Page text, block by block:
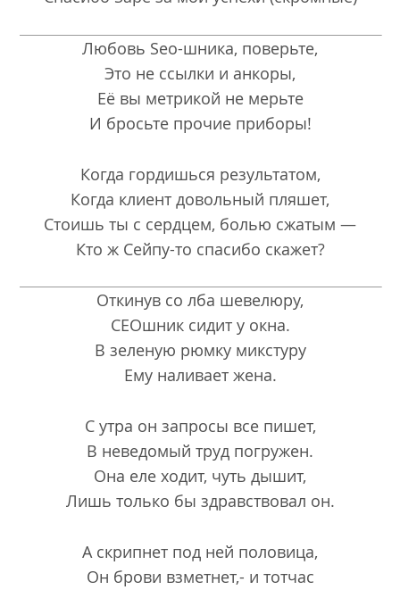
Любовь Seo-шника, поверьте,
Это не ссылки и анкоры,
Её вы метрикой не мерьте
И бросьте прочие приборы!
Когда гордишься результатом,
Когда клиент довольный пляшет,
Стоишь ты с сердцем, болью сжатым —
Кто ж Сейпу-то спасибо скажет?
Откинув со лба шевелюру,
СЕОшник сидит у окна.
В зеленую рюмку микстуру
Ему наливает жена.
С утра он запросы все пишет,
В неведомый труд погружен.
Она еле ходит, чуть дышит,
Лишь только бы здравствовал он.
А скрипнет под ней половица,
Он брови взметнет,- и тотчас